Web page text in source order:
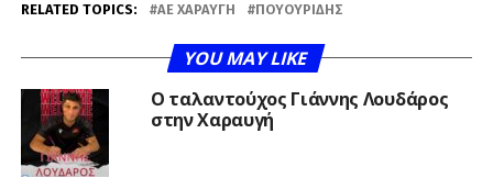
RELATED TOPICS: ΑΕ ΧΑΡΑΥΓΉ ΠΟΥΟΥΡΊΔΗΣ
YOU MAY LIKE
Ο ταλαντούχος Γιάννης Λουδάρος
στην Χαραυγή